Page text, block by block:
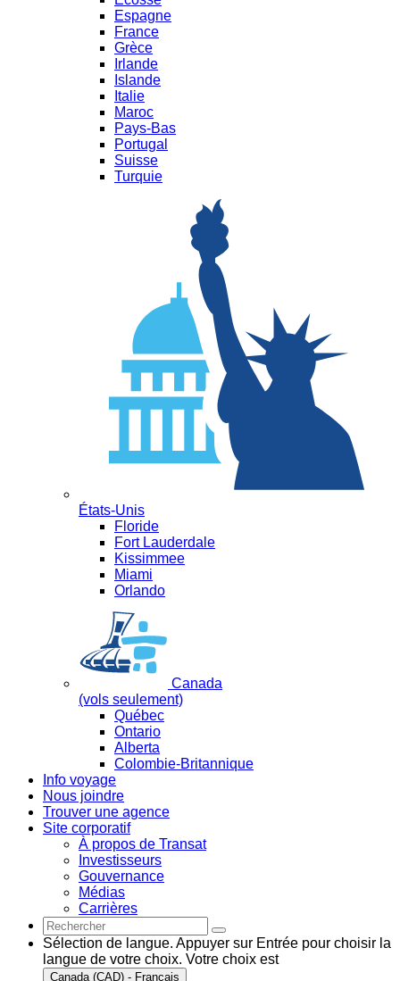
Espagne
France
Grèce
Irlande
Islande
Italie
Maroc
Pays-Bas
Portugal
Suisse
Turquie
États-Unis
Floride
Fort Lauderdale
Kissimmee
Miami
Orlando
Canada
(vols seulement)
Québec
Ontario
Alberta
Colombie-Britannique
Info voyage
Nous joindre
Trouver une agence
Site corporatif
À propos de Transat
Investisseurs
Gouvernance
Médias
Carrières
Sélection de langue. Appuyer sur Entrée pour choisir la
langue de votre choix. Votre choix est
Canada (CAD) - Français